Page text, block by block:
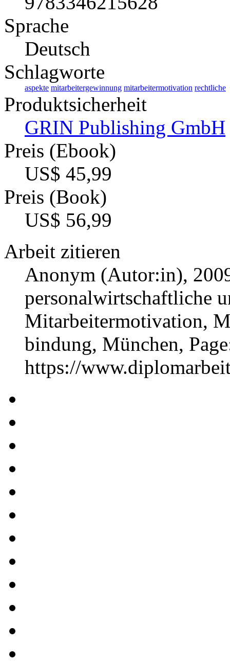
Sprache
Deutsch
Schlagworte
aspekte mitarbeitergewinnung mitarbeitermotivation rechtliche
Produktsicherheit
GRIN Publishing GmbH
Preis (Ebook)
US$ 45,99
Preis (Book)
US$ 56,99
Arbeit zitieren
Anonym (Autor:in),
personalwirtschaftliche
Mitarbeitermotivation,
bindung, München,
https://